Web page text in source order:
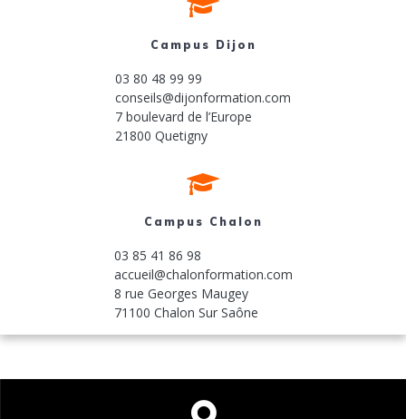
Campus Dijon
03 80 48 99 99
conseils@dijonformation.com
7 boulevard de l’Europe
21800 Quetigny
Campus Chalon
03 85 41 86 98
accueil@chalonformation.com
8 rue Georges Maugey
71100 Chalon Sur Saône